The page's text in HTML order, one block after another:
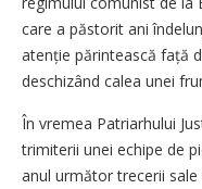
care a păstorit ani
atenție părintească față
deschizând calea unei
În vremea Patriarhului
trimiterii unei echipe de
anul următor trecerii